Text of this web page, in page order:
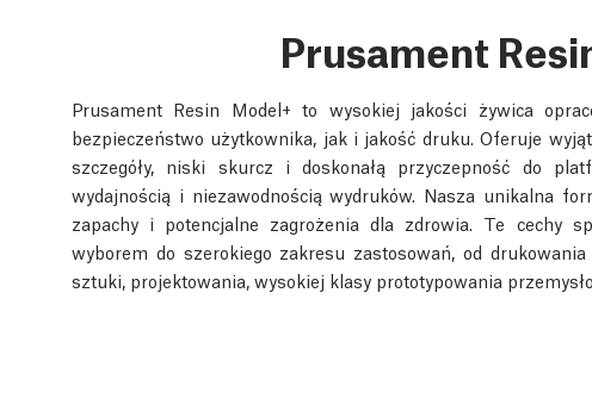
Prusament
Prusament Resin Model+ to wysokiej jakości żywica
bezpieczeństwo użytkownika, jak i jakość druku. Oferuje
szczegóły, niski skurcz i doskonałą przyczepność do
wydajnością i niezawodnością wydruków. Nasza unikalna
zapachy i potencjalne zagrożenia dla zdrowia. Te cechy
wyborem do szerokiego zakresu zastosowań, od
sztuki, projektowania, wysokiej klasy prototypowania